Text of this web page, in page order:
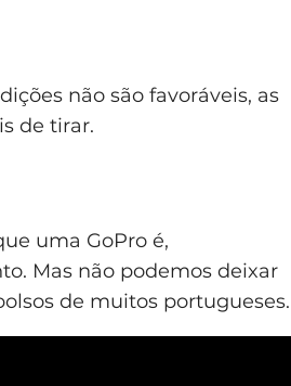
não são favoráveis, as
de tirar.
uma GoPro é,
Mas não podemos deixar
de muitos portugueses.